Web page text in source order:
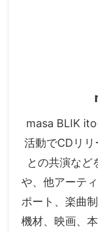
masa BLIK
活動でCDリリ
との共演など
や、他アーテ
ポート、楽曲
機材、映画、